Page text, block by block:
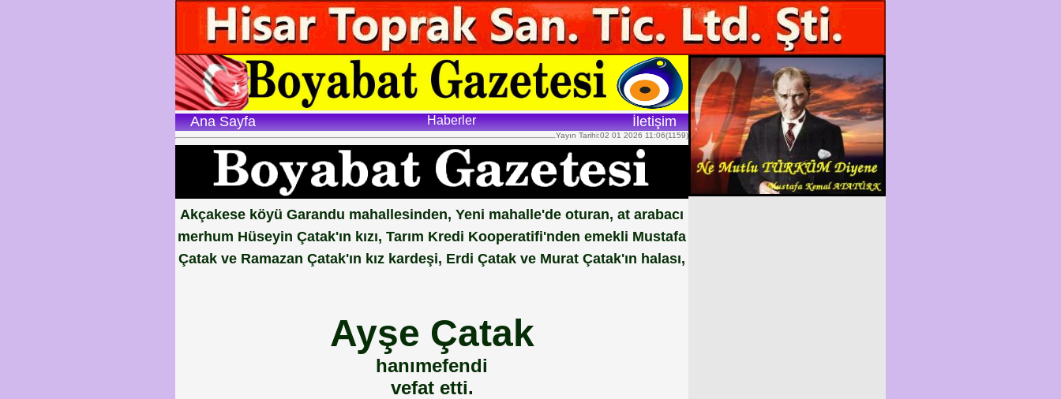
Haberler
Ana Sayfa İletişim
Yayın Tarihi:02 01 2026 11:06(1159)
Akçakese köyü Garandu mahallesinden, Yeni mahalle'de oturan, at arabacı
merhum Hüseyin Çatak'ın kızı, Tarım Kredi Kooperatifi'nden emekli Mustafa
Çatak ve Ramazan Çatak'ın kız kardeşi, Erdi Çatak ve Murat Çatak'ın halası,
Ayşe Çatak
hanımefendi
vefat etti.